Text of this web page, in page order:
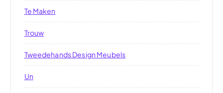
Te Maken
Trouw
Tweedehands Design Meubels
Un